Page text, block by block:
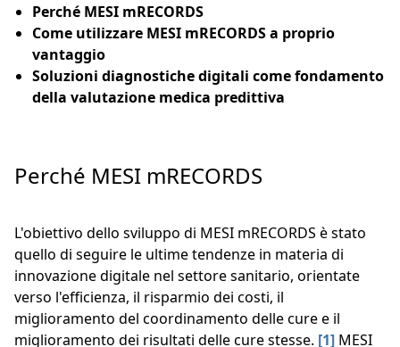
Perché MESI mRECORDS
Come utilizzare MESI mRECORDS a proprio
vantaggio
Soluzioni diagnostiche digitali come fondamento
della valutazione medica predittiva
Perché MESI mRECORDS
L'obiettivo dello sviluppo di MESI mRECORDS è stato
quello di seguire le ultime tendenze in materia di
innovazione digitale nel settore sanitario, orientate
verso l'efficienza, il risparmio dei costi, il
miglioramento del coordinamento delle cure e il
miglioramento dei risultati delle cure stesse. [1] MESI